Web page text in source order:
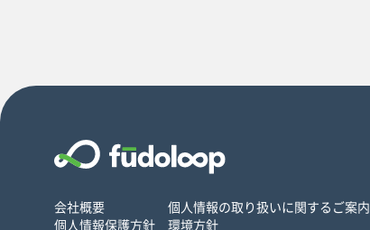
会社概要
個人情報保護方針
個人情報の取り扱いに関するご案内
環境方針